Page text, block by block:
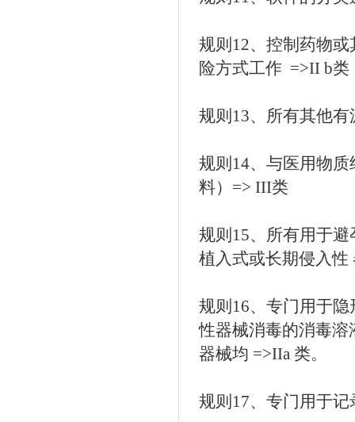
规则12、控制药物
险方式工作 =>II b类
规则13、所有其他
规则14、与医用物
料）=> III类
规则15、所有用于
植入式或长期侵入
规则16、专门用于
性器械消毒的消毒
器械均 =>IIa 类。
规则17、专门用于